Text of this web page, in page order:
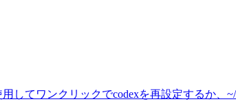
てワンクリックでcodexを再設定するか、~/